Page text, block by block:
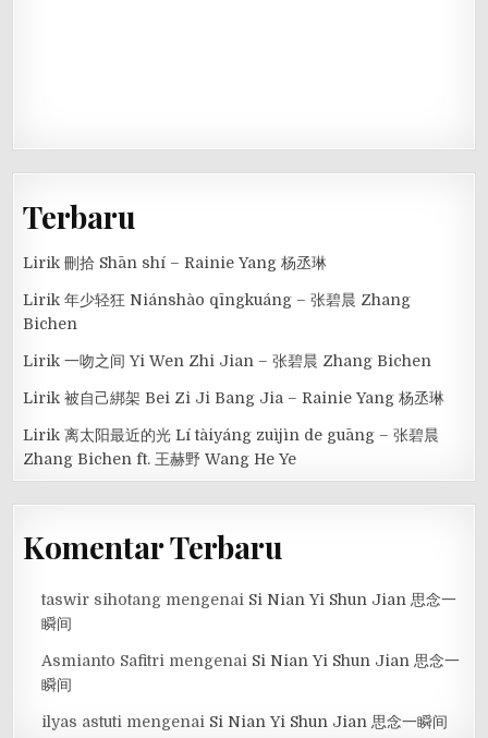
Terbaru
Lirik 刪拾 Shān shí – Rainie Yang 杨丞琳
Lirik 年少轻狂 Niánshào qīngkuáng – 张碧晨 Zhang
Bichen
Lirik 一吻之间 Yi Wen Zhi Jian – 张碧晨 Zhang Bichen
Lirik 被自己綁架 Bei Zi Ji Bang Jia – Rainie Yang 杨丞琳
Lirik 离太阳最近的光 Lí tàiyáng zuìjìn de guāng – 张碧晨
Zhang Bichen ft. 王赫野 Wang He Ye
Komentar Terbaru
taswir sihotang mengenai Si Nian Yi Shun Jian 思念一
瞬间
Asmianto Safitri mengenai Si Nian Yi Shun Jian 思念一
瞬间
ilyas astuti mengenai Si Nian Yi Shun Jian 思念一瞬间